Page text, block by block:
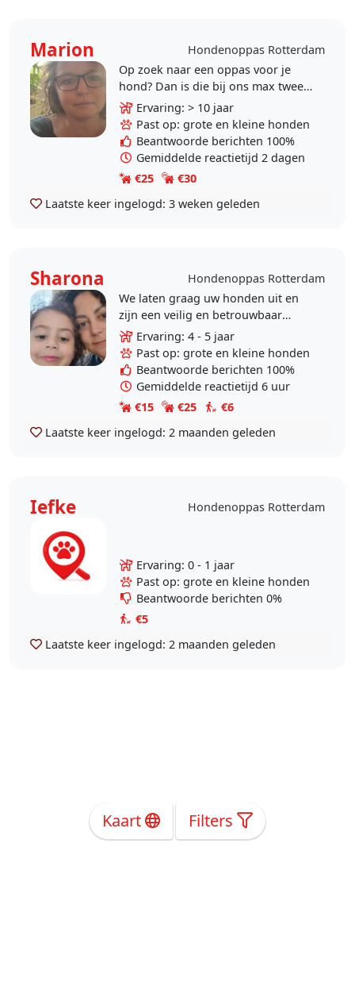
Marion
Hondenoppas Rotterdam
Op zoek naar een oppas voor je
hond? Dan is die bij ons max twee
dagen per week van harte welkom!
We hebben al een lieve labrador
van 10 jaar, dus..
Ervaring: > 10 jaar
Past op: grote en kleine honden
Beantwoorde berichten 100%
Gemiddelde reactietijd 2 dagen
€25
€30
Laatste keer ingelogd: 3 weken geleden
Sharona
Hondenoppas Rotterdam
We laten graag uw honden uit en
zijn een veilig en betrouwbaar
oppas adres. Voor structurele en
niet structurele situaties is er altijd
ruimte voor..
Ervaring: 4 - 5 jaar
Past op: grote en kleine honden
Beantwoorde berichten 100%
Gemiddelde reactietijd 6 uur
€15
€25
€6
Laatste keer ingelogd: 2 maanden geleden
Iefke Hondenoppas Rotterdam
Ervaring: 0 - 1 jaar
Past op: grote en kleine honden
Beantwoorde berichten 0%
€5
Laatste keer ingelogd: 2 maanden geleden
Kaart Filters